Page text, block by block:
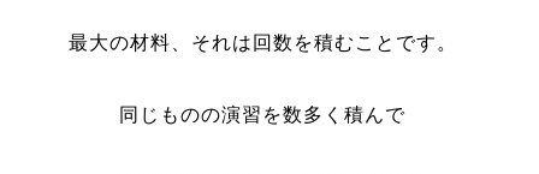
最大の材料、それは回数を積むことです。
同じものの演習を数多く積んで